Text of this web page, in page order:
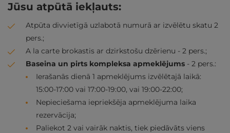
Jūsu atpūtā iekļauts:
Atpūta divvietīgā uzlabotā numurā ar izvēlētu skatu 2
pers.;
A la carte brokastis ar dzirkstošu dzērienu - 2 pers.;
Baseina un pirts kompleksa apmeklējums - 2 pers.:
Ierašanās dienā 1 apmeklējums izvēlētajā laikā:
15:00-17:00 vai 17:00-19:00, vai 19:00-22:00;
Nepieciešama iepriekšēja apmeklējuma laika
rezervācija;
Paliekot 2 vai vairāk naktis, tiek piedāvāts viens